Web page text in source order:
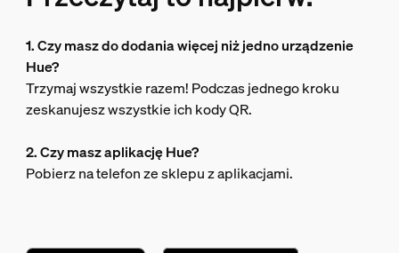
1. Czy masz do dodania więcej niż jedno urządzenie
Hue?
Trzymaj wszystkie razem! Podczas jednego kroku
zeskanujesz wszystkie ich kody QR.
2. Czy masz aplikację Hue?
Pobierz na telefon ze sklepu z aplikacjami.